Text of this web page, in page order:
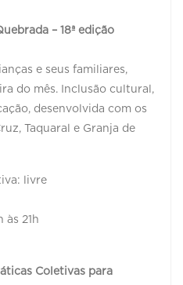
– 18ª edição
e seus familiares,
do mês. Inclusão cultural,
desenvolvida com os
Taquaral e Granja de
livre
às 21h
Coletivas para